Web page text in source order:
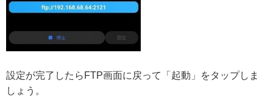
設定が完了したらFTP画面に戻って「起動」をタップしま
しょう。